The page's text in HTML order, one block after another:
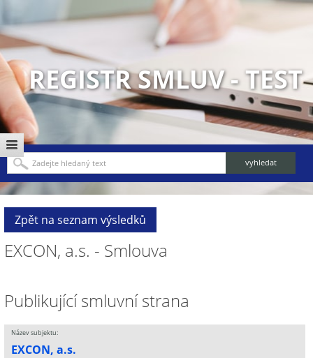
REGISTR SMLUV - TEST
Zpět na seznam výsledků
EXCON, a.s. - Smlouva
Publikující smluvní strana
Název subjektu:
EXCON, a.s.